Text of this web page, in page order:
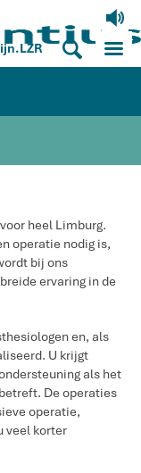
V
S M
heel Limburg.
operatie nodig is,
bij ons
ervaring in de
en, als
U krijgt
als het
De operaties
operatie,
veel korter